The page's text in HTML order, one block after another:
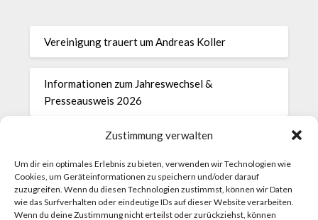
Zustimmung verwalten
Um dir ein optimales Erlebnis zu bieten, verwenden wir Technologien wie
Cookies, um Geräteinformationen zu speichern und/oder darauf
zuzugreifen. Wenn du diesen Technologien zustimmst, können wir Daten
wie das Surfverhalten oder eindeutige IDs auf dieser Website verarbeiten.
Wenn du deine Zustimmung nicht erteilst oder zurückziehst, können
Vereinigung trauert um Andreas Koller
Informationen zum Jahreswechsel &
Presseausweis 2026
28.11.2025 Protokoll der Generalversammlung
Einladung zur Generalversammlung der
Vereinigung der Parlamentsredakteurinnen und -